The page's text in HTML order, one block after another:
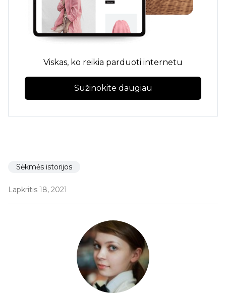
Viskas, ko reikia parduoti internetu
Sužinokite daugiau
Sėkmės istorijos
Lapkritis 18, 2021